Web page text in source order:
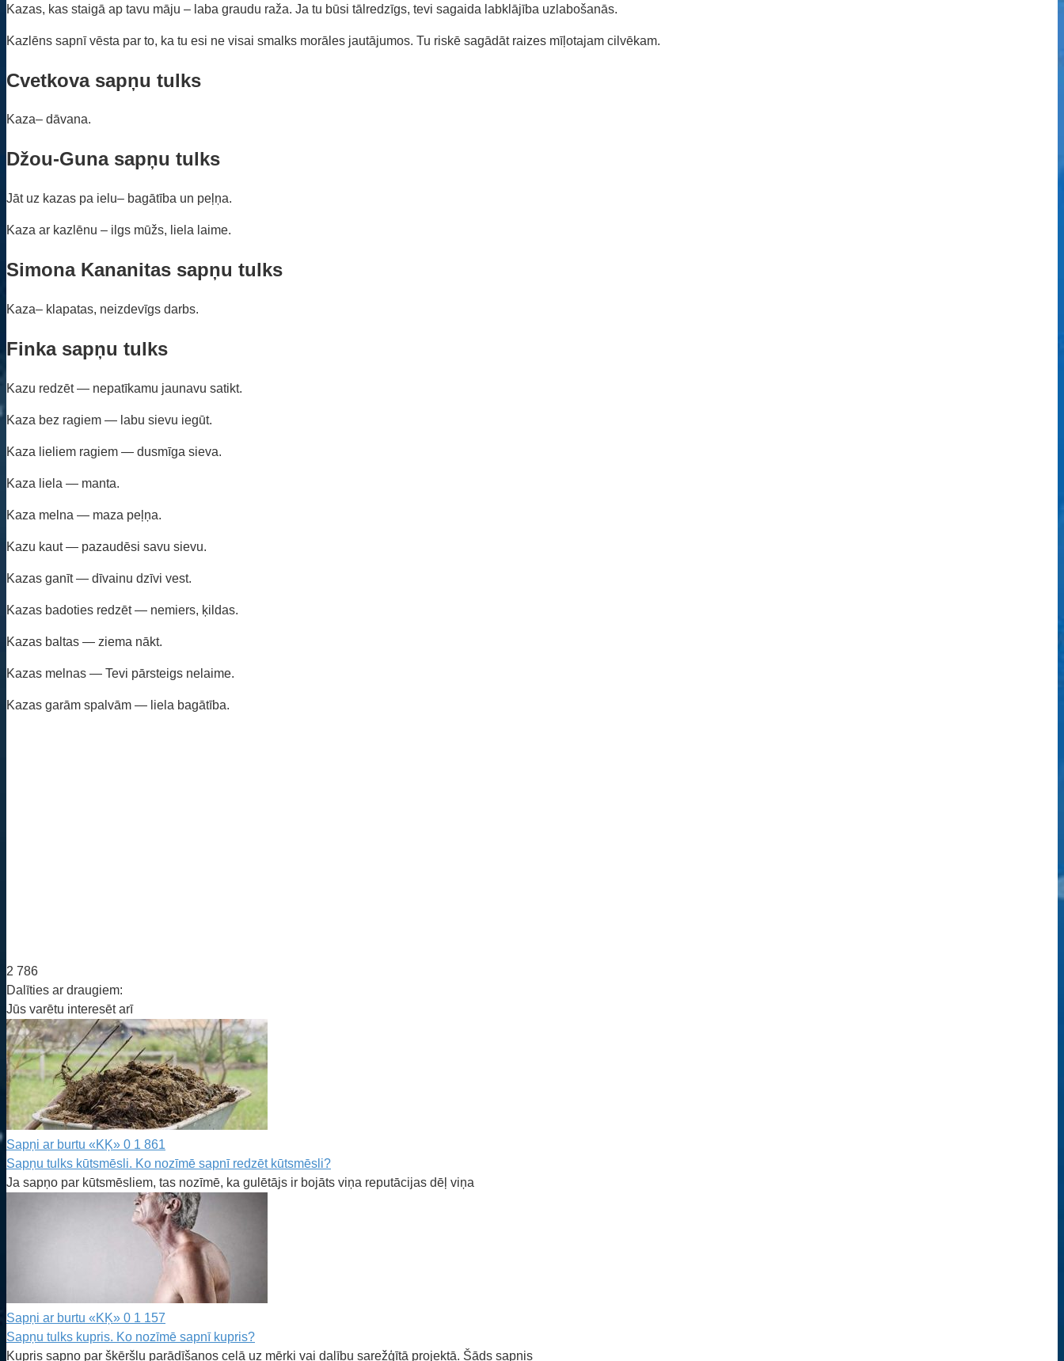
Kazas, kas staigā ap tavu māju – laba graudu raža. Ja tu būsi tālredzīgs, tevi sagaida labklājība uzlabošanās.
Kazlēns sapnī vēsta par to, ka tu esi ne visai smalks morāles jautājumos. Tu riskē sagādāt raizes mīļotajam cilvēkam.
Cvetkova sapņu tulks
Kaza– dāvana.
Džou-Guna sapņu tulks
Jāt uz kazas pa ielu– bagātība un peļņa.
Kaza ar kazlēnu – ilgs mūžs, liela laime.
Simona Kananitas sapņu tulks
Kaza– klapatas, neizdevīgs darbs.
Finka sapņu tulks
Kazu redzēt — nepatīkamu jaunavu satikt.
Kaza bez ragiem — labu sievu iegūt.
Kaza lieliem ragiem — dusmīga sieva.
Kaza liela — manta.
Kaza melna — maza peļņa.
Kazu kaut — pazaudēsi savu sievu.
Kazas ganīt — dīvainu dzīvi vest.
Kazas badoties redzēt — nemiers, ķildas.
Kazas baltas — ziema nākt.
Kazas melnas — Tevi pārsteigs nelaime.
Kazas garām spalvām — liela bagātība.
2 786
Dalīties ar draugiem:
Jūs varētu interesēt arī
Sapņi ar burtu «KĶ» 0 1 861
Sapņu tulks kūtsmēsli. Ko nozīmē sapnī redzēt kūtsmēsli?
Ja sapņo par kūtsmēsliem, tas nozīmē, ka gulētājs ir bojāts viņa reputācijas dēļ viņa
Sapņi ar burtu «KĶ» 0 1 157
Sapņu tulks kupris. Ko nozīmē sapnī kupris?
Kupris sapņo par šķēršļu parādīšanos ceļā uz mērķi vai dalību sarežģītā projektā. Šāds sapnis